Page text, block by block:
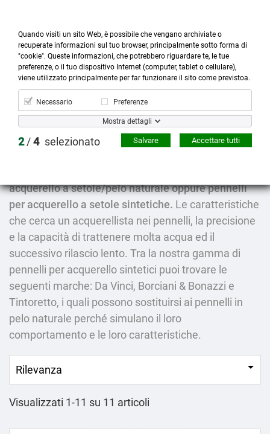

Prodotti

Account

Cerca
more_horiz
Menù
shopping_cart
Pennelli acquerello
acquerello a setole/pelo naturale oppure pennelli
per acquerello a setole sintetiche. Le caratteristiche
che cerca un acquerellista nei pennelli, la precisione
e la capacità di trattenere molta acqua ed il
successivo rilascio lento. Tra la nostra gamma di
pennelli per acquerello sintetici puoi trovare le
seguenti marche: Da Vinci, Borciani & Bonazzi e
Tintoretto, i quali possono sostituirsi ai pennelli in
pelo naturale perché simulano il loro
comportamento e le loro caratteristiche.
Rilevanza 
Visualizzati 1-11 su 11 articoli
Quando visiti un sito Web, è possibile che vengano archiviate o
recuperate informazioni sul tuo browser, principalmente sotto forma di
"cookie". Queste informazioni, che potrebbero riguardare te, le tue
preferenze, o il tuo dispositivo Internet (computer, tablet o cellulare),
viene utilizzato principalmente per far funzionare il sito come previstoa.
Necessario Preferenze
Mostra dettagli
2/4 selezionato Accettare tutti
Salvare